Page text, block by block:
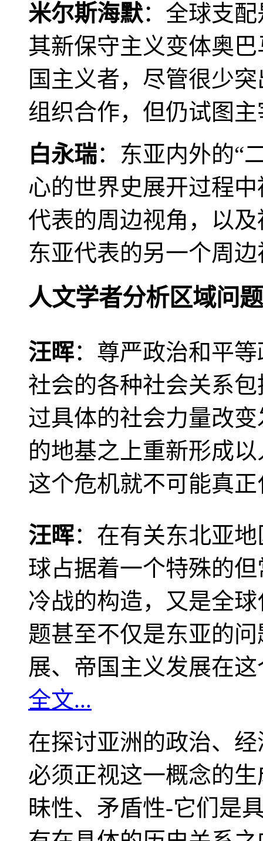
米尔斯海默：全球支
其新保守主义变体奥
国主义者，尽管很少
组织合作，但仍试图
白永瑞：东亚内外的“
心的世界史展开过程
代表的周边视角，以
东亚代表的另一个周
人文学者分析区域问题
汪晖：尊严政治和平
社会的各种社会关系
过具体的社会力量改
的地基之上重新形成
这个危机就不可能真
汪晖：在有关东北亚
球占据着一个特殊的
冷战的构造，又是全
题甚至不仅是东亚的
展、帝国主义发展在
全文...
在探讨亚洲的政治、
必须正视这一概念的
昧性、矛盾性-它们是